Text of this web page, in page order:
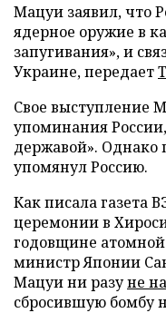
Мацуи заявил, что
ядерное оружие в
запугивания», и
Украине, передает
Свое выступление
упоминания
державой». Однако
упомянул Россию.
Как писала газета
церемонии в
годовщине
министр Японии
Мацуи ни разуне
сбросившую бомбу